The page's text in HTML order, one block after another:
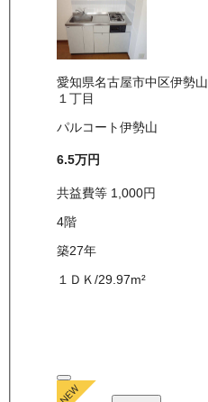
愛知県名古屋市中区伊勢山
１丁目
パルコート伊勢山
6.5万円
共益費等 1,000円
4階
築27年
１ＤＫ /29.97m²